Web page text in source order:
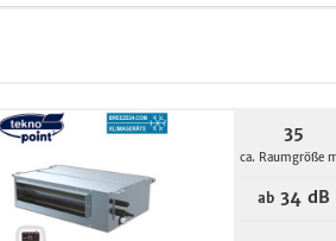
35
ca. Raumgröße
ab34 dB